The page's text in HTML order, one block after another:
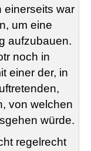
einerseits war
um eine
aufzubauen.
noch in
einer der, in
von welchen
würde.
regelrecht